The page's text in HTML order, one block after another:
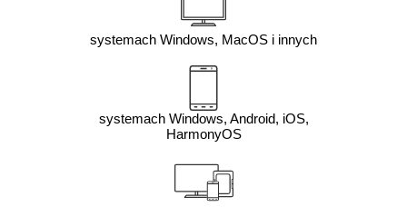
systemach Windows, MacOS i innych
systemach Windows, Android, iOS,
HarmonyOS